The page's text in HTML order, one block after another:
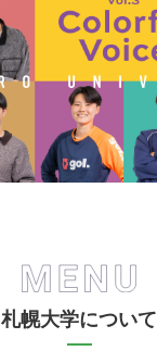
札幌大学について